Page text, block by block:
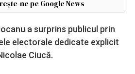
ne pe Google News
a surprins publicul prin
electorale dedicate explicit
Ciucă.